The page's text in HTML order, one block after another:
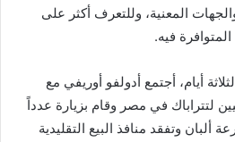
المعنية، وللتعرف أكثر على
فيه.
أيام، أجتمع أدولفو أوريفي مع
لتتراباك في مصر وقام بزيارة عدداً
وتفقد منافذ البيع التقليدية